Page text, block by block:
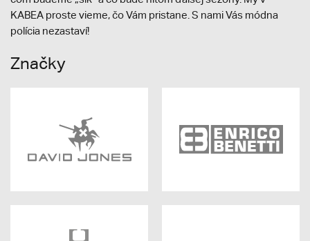
KABEA proste vieme, čo Vám pristane. S nami Vás módna
polícia nezastaví!
Značky